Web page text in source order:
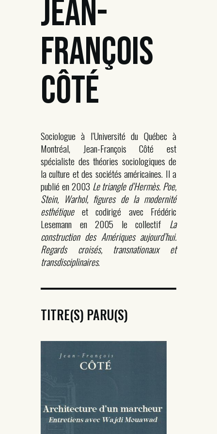
JEAN-
FRANÇOIS
CÔTÉ
Sociologue à l’Université du Québec à
Montréal, Jean-François Côté est
spécialiste des théories sociologiques de
la culture et des sociétés américaines. Il a
publié en 2003 Le triangle d’Hermès. Poe,
Stein, Warhol, figures de la modernité
esthétiqueet codirigé avec Frédéric
Lesemann en 2005 le collectif La
construction des Amériques aujourd’hui.
Regards croisés, transnationaux et
transdisciplinaires.
TITRE(S) PARU(S)